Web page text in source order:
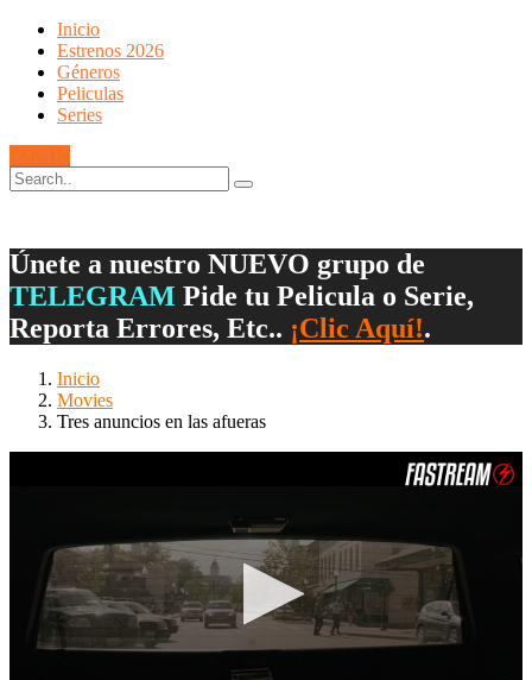
Inicio
Estrenos 2026
Géneros
Peliculas
Series
LOGIN
Únete a nuestro NUEVO grupo de
TELEGRAM Pide tu Pelicula o Serie,
Reporta Errores, Etc.. ¡Clic Aquí!.
Inicio
Movies
Tres anuncios en las afueras